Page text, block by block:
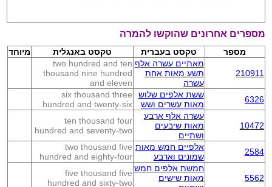
מספרים אחרונים שהוקשו להמרה
מספר טקסט בעברית טקסט באנגלית מיוחד
210911
מאתיים עשרה אלף
תשע מאות אחת
עשרה
two hundred and ten
thousand nine hundred
and eleven
6326
ששת אלפים שלוש
מאות עשרים ושש
six thousand three
hundred and twenty-six
10472
עשרה אלף ארבע
מאות שיבעים
ושתיים
ten thousand four
hundred and seventy-two
2584
אלפיים חמש מאות
שמונים וארבע
two thousand five
hundred and eighty-four
5562
חמשת אלפים חמש
מאות שישים
five thousand five
hundred and sixty-two